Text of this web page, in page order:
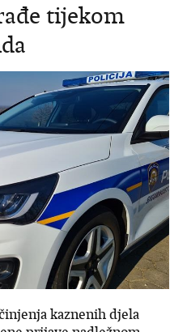
tijekom
kaznenih djela